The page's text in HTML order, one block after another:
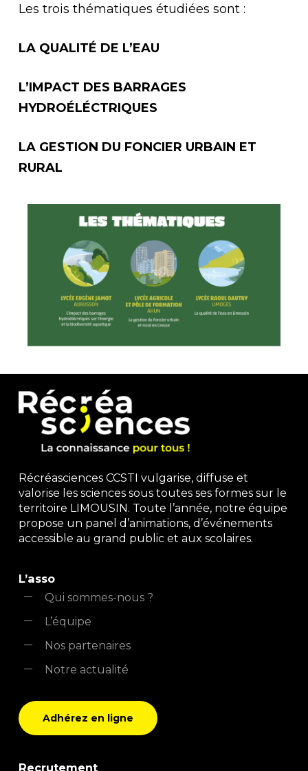
Les trois thématiques étudiées sont :
LA QUALITÉ DE L’EAU
L’IMPACT DES BARRAGES
HYDROÉLÉCTRIQUES
LA GESTION DU FONCIER URBAIN ET
RURAL
Récréasciences CCSTI vulgarise, diffuse et
valorise les sciences sous toutes ses formes sur le
territoire LIMOUSIN. Toute l’année, notre équipe
propose un panel d’animations, d’événements
accessible au grand public et aux scolaires.
L’asso
Qui sommes-nous ?
L’équipe
Nos partenaires
Notre actualité
Adhérez en ligne
Recrutement